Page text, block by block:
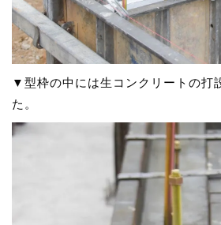
▼型枠の中には生コンクリートの打
た。